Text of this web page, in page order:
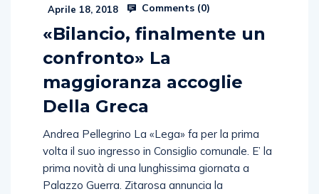
Aprile 18, 2018 Comments (0)
«Bilancio, finalmente un
confronto» La
maggioranza accoglie
Della Greca
Andrea Pellegrino La «Lega» fa per la prima
volta il suo ingresso in Consiglio comunale. E’ la
prima novità di una lunghissima giornata a
Palazzo Guerra. Zitarosa annuncia la